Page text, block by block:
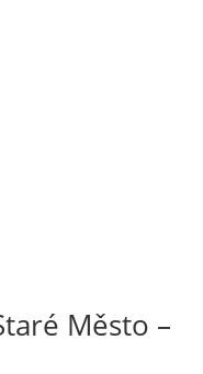
Město –